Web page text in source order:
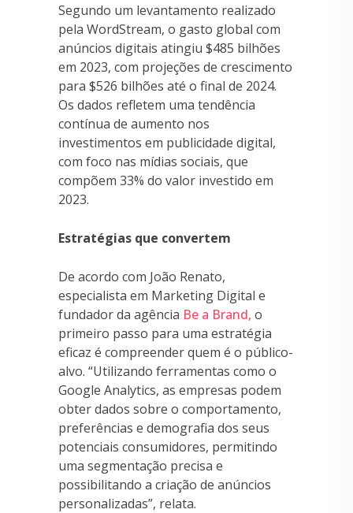
Segundo um levantamento realizado
pela WordStream, o gasto global com
anúncios digitais atingiu $485 bilhões
em 2023, com projeções de crescimento
para $526 bilhões até o final de 2024.
Os dados refletem uma tendência
contínua de aumento nos
investimentos em publicidade digital,
com foco nas mídias sociais, que
compõem 33% do valor investido em
2023.
Estratégias que convertem
De acordo com João Renato,
especialista em Marketing Digital e
fundador da agência Be a Brand, o
primeiro passo para uma estratégia
eficaz é compreender quem é o público-
alvo. “Utilizando ferramentas como o
Google Analytics, as empresas podem
obter dados sobre o comportamento,
preferências e demografia dos seus
potenciais consumidores, permitindo
uma segmentação precisa e
possibilitando a criação de anúncios
personalizadas”, relata.